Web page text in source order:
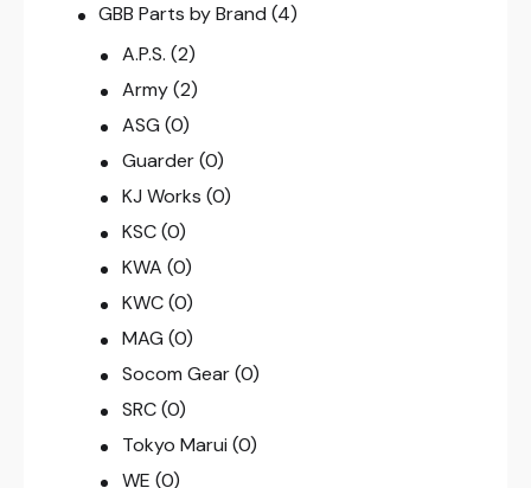
GBB Parts by Brand (4)
A.P.S. (2)
Army (2)
ASG (0)
Guarder (0)
KJ Works (0)
KSC (0)
KWA (0)
KWC (0)
MAG (0)
Socom Gear (0)
SRC (0)
Tokyo Marui (0)
WE (0)